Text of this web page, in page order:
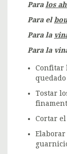
Paralos
Para el
Para la
Para la
Confitar
Tostar
Cortar